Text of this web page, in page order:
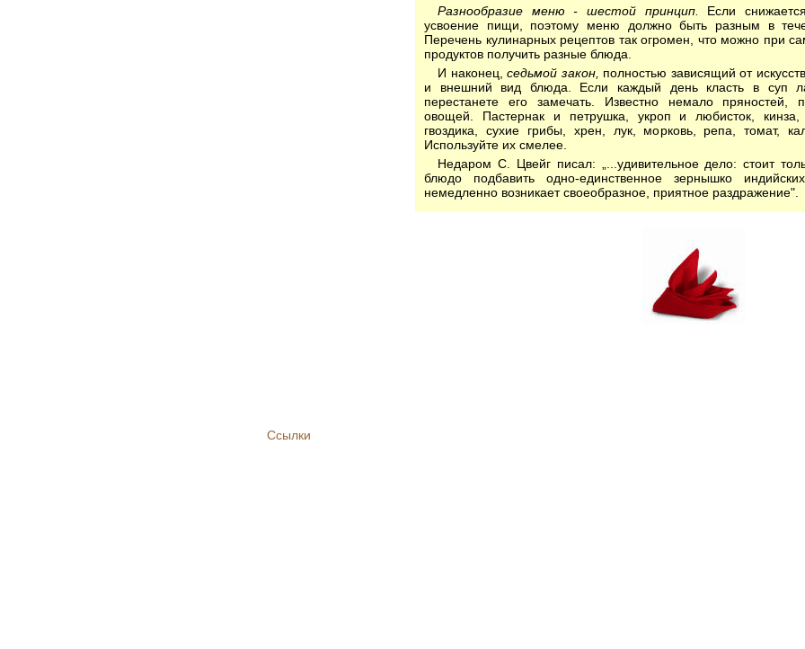
Ссылки
Разнообразие меню - шестой принцип.
Если
усвоение пищи, поэтому меню должно быть разным в
Перечень кулинарных рецептов так огромен, что можно при
продуктов получить разные блюда.
И наконец,седьмой закон, полностью зависящий от
и внешний вид блюда. Если каждый день класть в суп
перестанете его замечать. Известно немало пряностей,
овощей. Пастернак и петрушка, укроп и любисток, кинза,
гвоздика, сухие грибы, хрен, лук, морковь, репа, томат,
Используйте их смелее.
Недаром С. Цвейг писал: „...удивительное дело: стоит
блюдо подбавить одно-единственное зернышко
немедленно возникает своеобразное, приятное раздражение".